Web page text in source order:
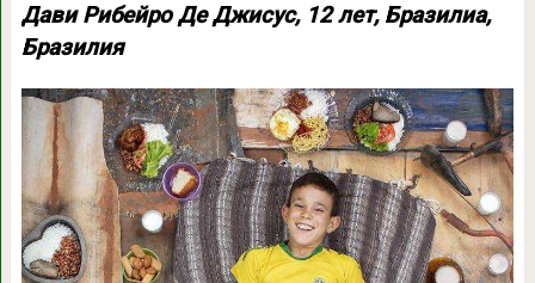
Дави Рибейро Де Джисус, 12 лет, Бразилиа,
Бразилия